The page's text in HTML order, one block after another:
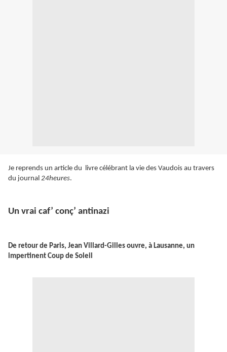
Je reprends un article du livre célébrant la vie des Vaudois au travers
du journal 24heures.
Un vrai caf’ conç’ antinazi
De retour de Paris, Jean Villard-Gilles ouvre, à Lausanne, un
impertinent Coup de Soleil